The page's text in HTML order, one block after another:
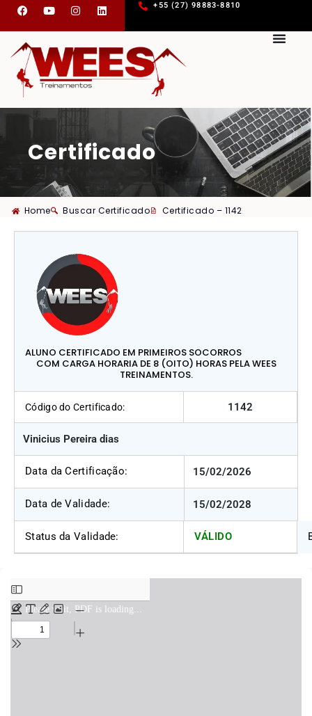
+55 (27) 98883-8810
Certificado
Home Buscar Certificado Certificado – 1142
ALUNO CERTIFICADO EM PRIMEIROS SOCORROS
COM CARGA HORARIA DE 8 (OITO) HORAS PELA WEES
TREINAMENTOS.
Código do Certificado: 1142
Vinicius Pereira dias
Data da Certificação: 15/02/2026
Data de Validade: 15/02/2028
Status da Validade: VÁLIDO